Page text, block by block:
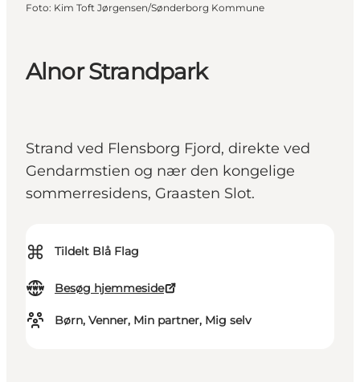
Alnor Strandpark
Strand ved Flensborg Fjord, direkte ved
Gendarmstien og nær den kongelige
sommerresidens, Graasten Slot.
⌘ Tildelt Blå Flag
Besøg hjemmeside
Børn, Venner, Min partner, Mig selv
Foto: Kim Toft Jørgensen/Sønderborg Kommune